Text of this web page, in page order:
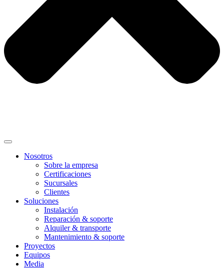
Nosotros
Sobre la empresa
Certificaciones
Sucursales
Clientes
Soluciones
Instalación
Reparación & soporte
Alquiler & transporte
Mantenimiento & soporte
Proyectos
Equipos
Media